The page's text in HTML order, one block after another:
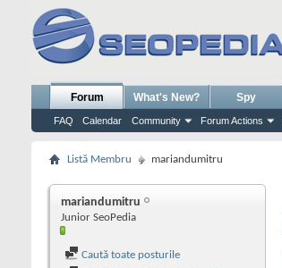
Forum
FAQ Calendar Community Forum Actions
What's New? Spy
Listă Membru mariandumitru
mariandumitru
Junior SeoPedia
Caută toate posturile